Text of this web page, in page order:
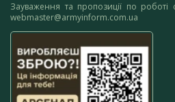
Зауваження та пропозиції по роботі
webmaster@armyinform.com.ua